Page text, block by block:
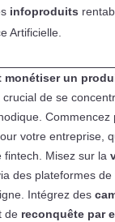
infoproduits
Artificielle.
monétiser un
de se
Commencez
votre entreprise,
fintech. Misez sur la
des plateformes
Intégrez des
de reconquête par